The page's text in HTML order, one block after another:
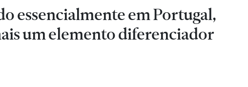
essencialmente em Portugal,
um elemento diferenciador